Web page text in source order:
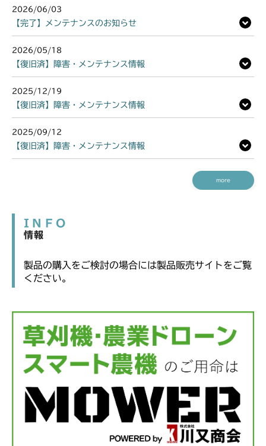
2026/06/03
【完了】メンテナンスのお知らせ
2026/05/18
【復旧済】障害・メンテナンス情報
2025/12/19
【復旧済】障害・メンテナンス情報
2025/09/12
【復旧済】障害・メンテナンス情報
more
INFO
情報
製品の購入をご検討の場合には製品販売サイトをご覧
ください。